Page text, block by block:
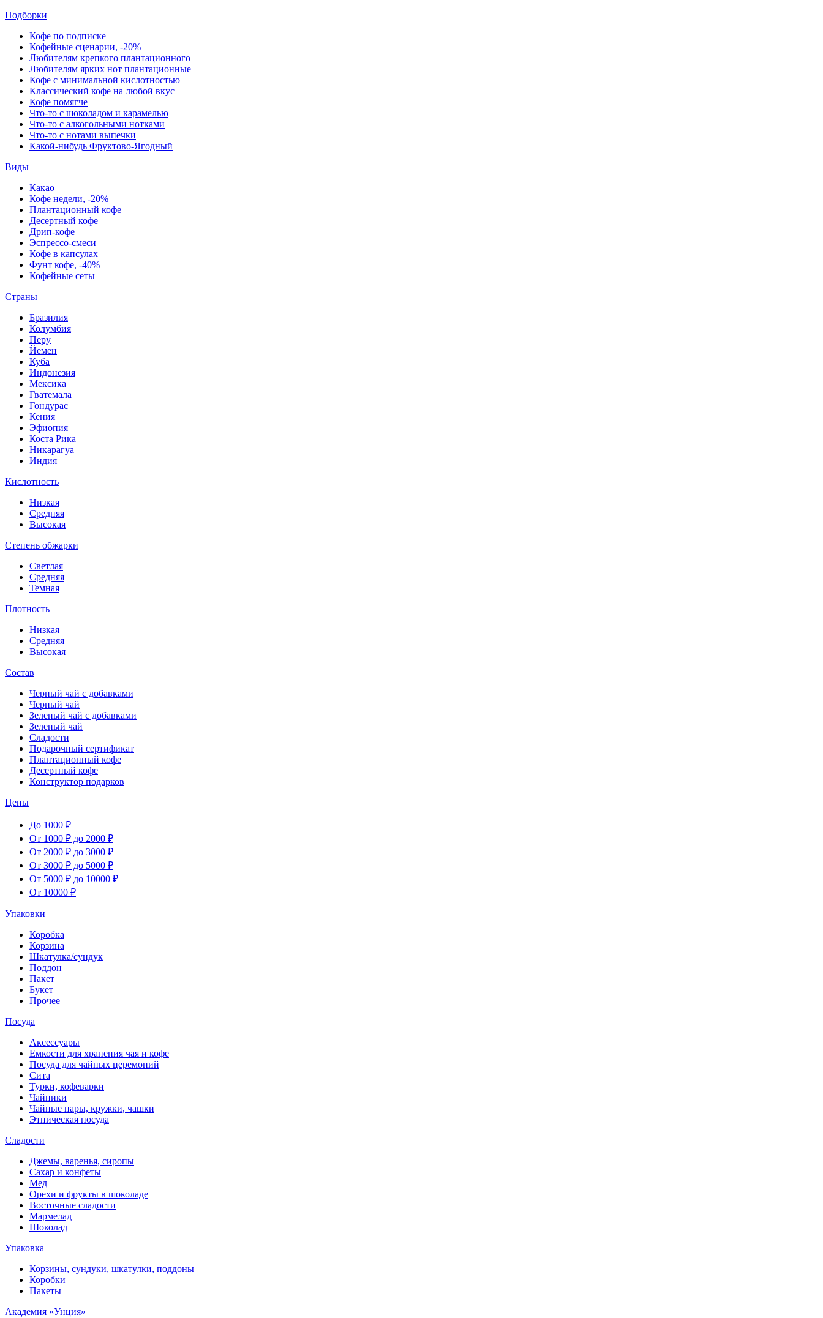
Подборки
Кофе по подписке
Кофейные сценарии, -20%
Любителям крепкого плантационного
Любителям ярких нот плантационные
Кофе с минимальной кислотностью
Классический кофе на любой вкус
Кофе помягче
Что-то с шоколадом и карамелью
Что-то с алкогольными нотками
Что-то с нотами выпечки
Какой-нибудь Фруктово-Ягодный
Виды
Какао
Кофе недели, -20%
Плантационный кофе
Десертный кофе
Дрип-кофе
Эспрессо-смеси
Кофе в капсулах
Фунт кофе, -40%
Кофейные сеты
Страны
Бразилия
Колумбия
Перу
Йемен
Куба
Индонезия
Мексика
Гватемала
Гондурас
Кения
Эфиопия
Коста Рика
Никарагуа
Индия
Кислотность
Низкая
Средняя
Высокая
Степень обжарки
Светлая
Средняя
Темная
Плотность
Низкая
Средняя
Высокая
Состав
Черный чай с добавками
Черный чай
Зеленый чай с добавками
Зеленый чай
Сладости
Подарочный сертификат
Плантационный кофе
Десертный кофе
Конструктор подарков
Цены
До 1000 ₽
От 1000 ₽ до 2000 ₽
От 2000 ₽ до 3000 ₽
От 3000 ₽ до 5000 ₽
От 5000 ₽ до 10000 ₽
От 10000 ₽
Упаковки
Коробка
Корзина
Шкатулка/сундук
Поддон
Пакет
Букет
Прочее
Посуда
Аксессуары
Емкости для хранения чая и кофе
Посуда для чайных церемоний
Сита
Турки, кофеварки
Чайники
Чайные пары, кружки, чашки
Этническая посуда
Сладости
Джемы, варенья, сиропы
Сахар и конфеты
Мед
Орехи и фрукты в шоколаде
Восточные сладости
Мармелад
Шоколад
Упаковка
Корзины, сундуки, шкатулки, поддоны
Коробки
Пакеты
Академия «Унция»